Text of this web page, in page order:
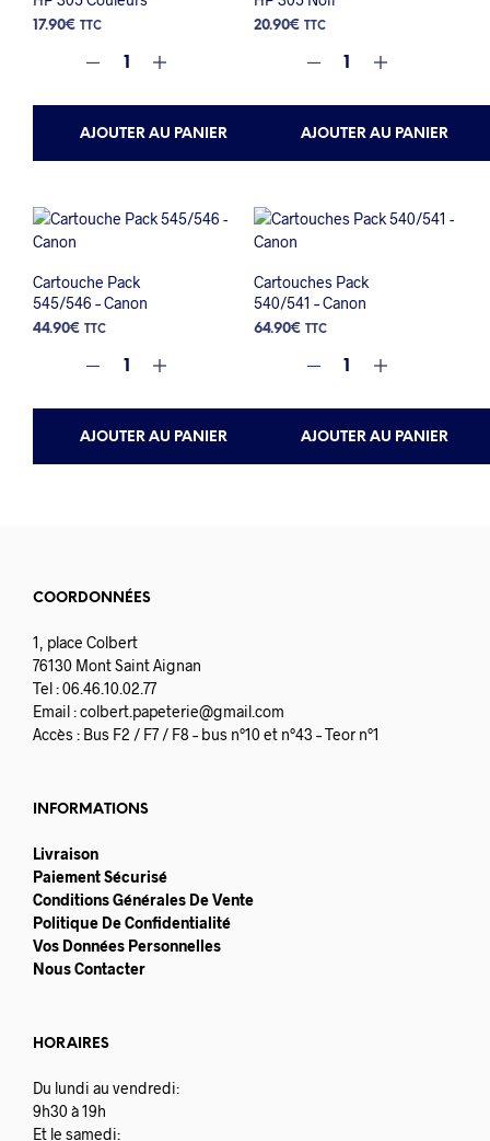
17.90€ TTC
AJOUTER AU PANIER
20.90€ TTC
AJOUTER AU PANIER
Cartouche Pack
545/546 – Canon
44.90€ TTC
AJOUTER AU PANIER
Cartouches Pack
540/541 – Canon
64.90€ TTC
AJOUTER AU PANIER
COORDONNÉES
1, place Colbert
76130 Mont Saint Aignan
Tel : 06.46.10.02.77
Email :colbert.papeterie@gmail.com
Accès : Bus F2 / F7 / F8 – bus n°10 et n°43 – Teor n°1
INFORMATIONS
Livraison
Paiement Sécurisé
Conditions Générales De Vente
Politique De Confidentialité
Vos Données Personnelles
Nous Contacter
HORAIRES
Du lundi au vendredi:
9h30 à 19h
Et le samedi: